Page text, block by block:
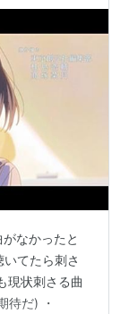
なかったと
てたら刺さ
現状刺さる曲
待だ) ・